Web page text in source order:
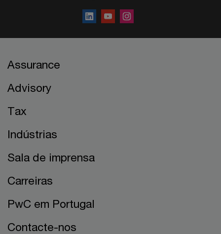
Assurance
Advisory
Tax
Indústrias
Sala de imprensa
Carreiras
PwC em Portugal
Contacte-nos